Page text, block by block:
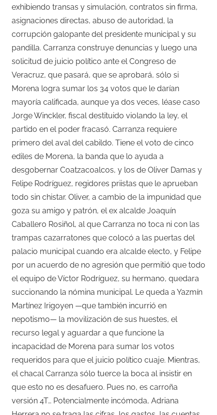
exhibiendo transas y simulación, contratos sin firma,
asignaciones directas, abuso de autoridad, la
corrupción galopante del presidente municipal y su
pandilla. Carranza construye denuncias y luego una
solicitud de juicio político ante el Congreso de
Veracruz, que pasará, que se aprobará, sólo si
Morena logra sumar los 34 votos que le darían
mayoría calificada, aunque ya dos veces, léase caso
Jorge Winckler, fiscal destituido violando la ley, el
partido en el poder fracasó. Carranza requiere
primero del aval del cabildo. Tiene el voto de cinco
ediles de Morena, la banda que lo ayuda a
desgobernar Coatzacoalcos, y los de Oliver Damas y
Felipe Rodríguez, regidores priistas que le aprueban
todo sin chistar. Oliver, a cambio de la impunidad que
goza su amigo y patrón, el ex alcalde Joaquín
Caballero Rosiñol, al que Carranza no toca ni con las
trampas cazarratones que colocó a las puertas del
palacio municipal cuando era alcalde electo, y Felipe
por un acuerdo de no agresión que permitió que todo
el equipo de Víctor Rodríguez, su hermano, quedara
succionando la nómina municipal. Le queda a Yazmín
Martínez Irigoyen —que también incurrió en
nepotismo— la movilización de sus huestes, el
recurso legal y aguardar a que funcione la
incapacidad de Morena para sumar los votos
requeridos para que el juicio político cuaje. Mientras,
el chacal Carranza sólo tuerce la boca al insistir en
que esto no es desafuero. Pues no, es carroña
versión 4T… Potencialmente incómoda, Adriana